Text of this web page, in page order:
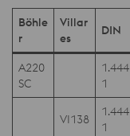
Böhle
r
Villar
es
DIN
A220
SC
1.444
1
VI138
1.444
1